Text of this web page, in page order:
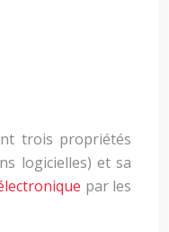
trois propriétés
logicielles) et sa
par les